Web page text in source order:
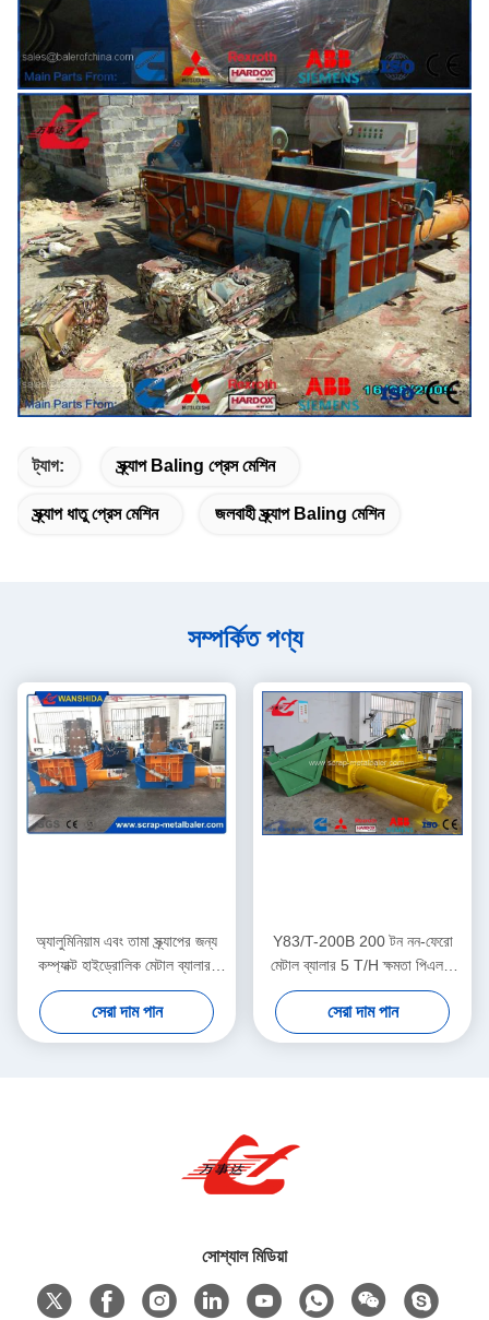
ট্যাগ: স্ক্র্যাপ Baling প্রেস মেশিন
স্ক্র্যাপ ধাতু প্রেস মেশিন জলবাহী স্ক্র্যাপ Baling মেশিন
সম্পর্কিত পণ্য
অ্যালুমিনিয়াম এবং তামা স্ক্র্যাপের জন্য
কম্প্যাক্ট হাইড্রোলিক মেটাল ব্যালার,
এয়ার অয়েল কুলার সহ 160 টন শক্তি
সেরা দাম পান
Y83/T-200B 200 টন নন-ফেরো
মেটাল ব্যালার 5 T/H ক্ষমতা পিএলসি
স্বয়ংক্রিয় নিয়ন্ত্রণ
সেরা দাম পান
সোশ্যাল মিডিয়া